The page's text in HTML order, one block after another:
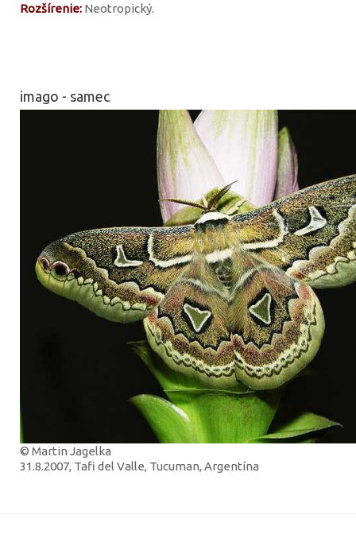
Rozšírenie: Neotropický.
imago - samec
© Martin Jagelka
31.8.2007, Tafi del Valle, Tucuman, Argentína